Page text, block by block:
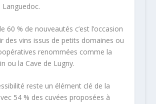
Languedoc.
60 % de nouveautés c’est l’occasion
des vins issus de petits domaines ou
renommées comme la
ou la Cave de Lugny.
reste un élément clé de la
54 % des cuvées proposées à